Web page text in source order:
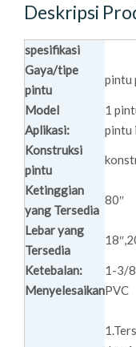
Deskripsi
spesifikasi
Gaya/tipe
pintu
pintu
Model
1
Aplikasi:
pintu
Konstruksi
pintu
Ketinggian
yang Tersedia
80″
Lebar yang
Tersedia
Ketebalan:
1-3/
MenyelesaikanPVC